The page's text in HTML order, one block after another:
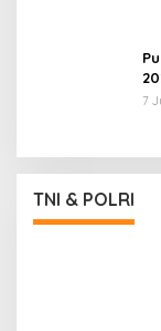
7
TNI & POLRI